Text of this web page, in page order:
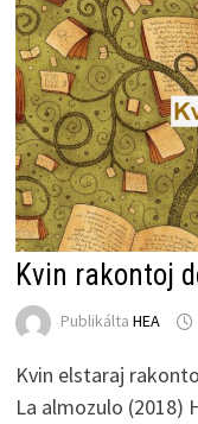
Kvin rakontoj
Publikálta HEA
Kvin elstaraj
La almozulo (2018)